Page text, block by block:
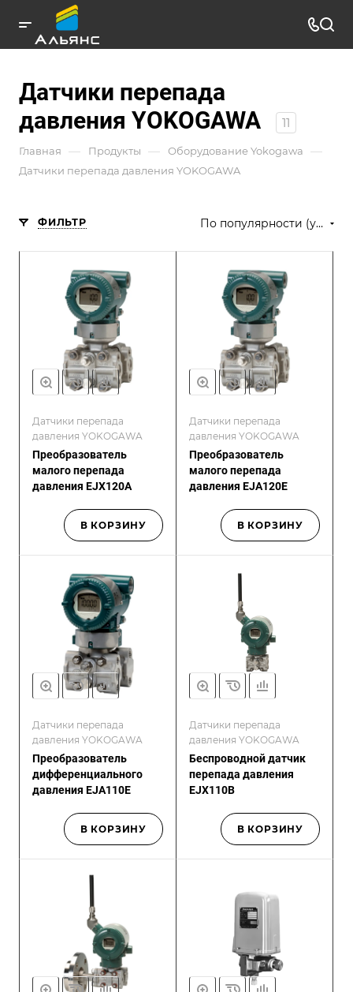
Датчики перепада
давления YOKOGAWA
11
Главная — Продукты — Оборудование Yokogawa —
Датчики перепада давления YOKOGAWA
ФИЛЬТР По популярности (убывание)
Датчики перепада
давления YOKOGAWA
Преобразователь
малого перепада
давления EJX120A
В КОРЗИНУ
Датчики перепада
давления YOKOGAWA
Преобразователь
малого перепада
давления EJA120E
В КОРЗИНУ
Датчики перепада
давления YOKOGAWA
Преобразователь
дифференциального
давления EJA110E
В КОРЗИНУ
Датчики перепада
давления YOKOGAWA
Беспроводной датчик
перепада давления
EJX110B
В КОРЗИНУ